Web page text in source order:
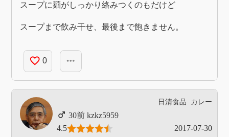
スープに麺がしっかり絡みつくのもだけど
スープまで飲み干せ、最後まで飽きません。
favorite_border 0 more_horiz
日清食品 カレー
kzkz5959
4.5
2017-07-30